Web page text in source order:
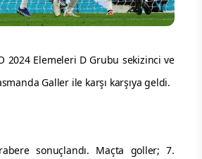
2024 Elemeleri D Grubu sekizinci ve
Galler ile karşı karşıya geldi.
sonuçlandı. Maçta goller; 7.